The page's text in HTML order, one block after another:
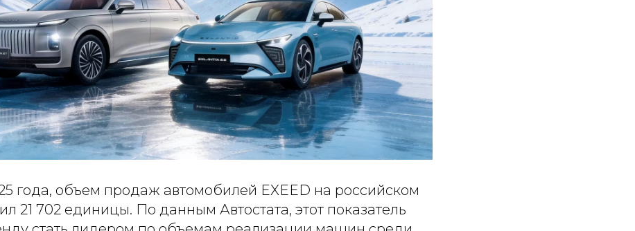
года, объем продаж автомобилей EXEED на российском
21 702 единицы. По данным Автостата, этот показатель